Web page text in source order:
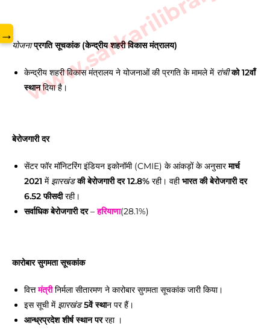
योजनाप्रगति सूचकांक (केन्द्रीय शहरी विकास मंत्रालय)
केन्द्रीय शहरी विकास मंत्रालय ने योजनाओं की प्रगति के मामले में रांचीको 12वाँ
स्थानदिया है।
बेरोजगारी दर
सेंटर फॉर मॉनिटरिंग इंडियन इकोनॉमी (CMIE) के आंकड़ों के अनुसारमार्च
2021 में झारखंडकी बेरोजगारी दर 12.8% रही। वहीभारत की बेरोजगारी दर
6.52 फीसदीरही।
सर्वाधिक बेरोजगारी दर–हरियाणा(28.1%)
कारोबार सुगमता सूचकांक
वित्तमंत्रीनिर्मला सीतारमण ने कारोबार सुगमता सूचकांक जारी किया।
इस सूची में झारखंड5वें स्थान पर हैं।
आन्ध्रप्रदेश शीर्ष स्थान पररहा ।
www.sarkarilibrary.in
→